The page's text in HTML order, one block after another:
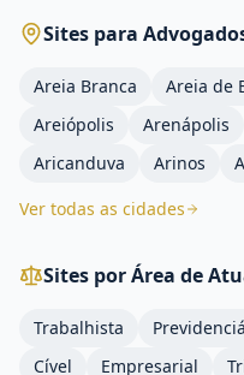
Sites para
Areia Branca Areia de
Areiópolis
Arenápolis
Aricanduva
Arinos
Ver todas as cidades
Sites por Área de
Trabalhista
Cível
Empresarial